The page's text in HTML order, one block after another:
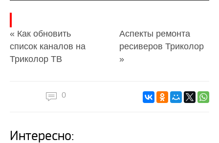
« Как обновить
список каналов на
Триколор ТВ
Аспекты ремонта
ресиверов Триколор
»
0
Интересно: